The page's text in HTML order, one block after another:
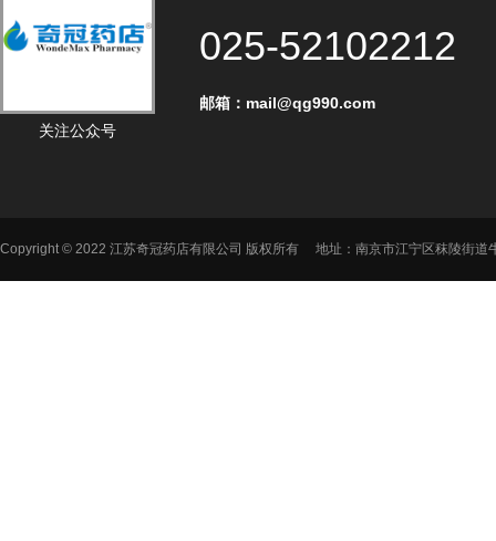
关注公众号
025-52102212
邮箱：mail@qg990.com‬
Copyright © 2022 江苏奇冠药店有限公司 版权所有 地址：南京市江宁区秣陵街